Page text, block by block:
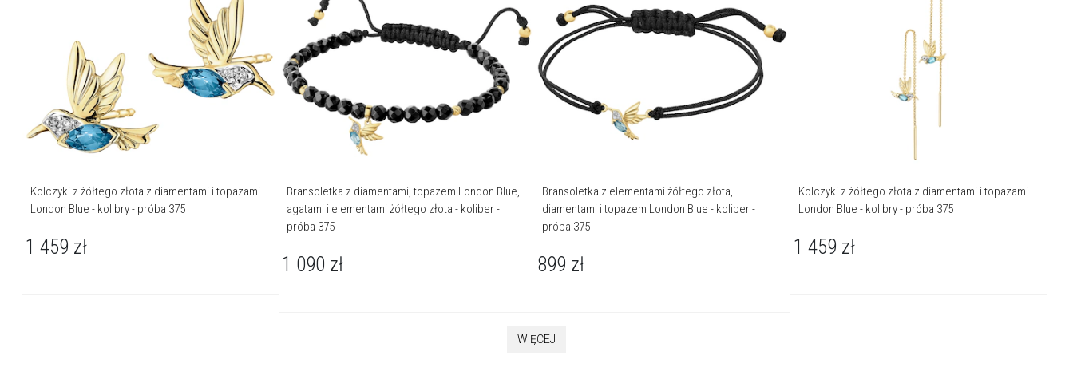
Kolczyki z żółtego złota z diamentami i topazami
London Blue - kolibry - próba 375
1 459 zł
Bransoletka z diamentami, topazem London Blue,
agatami i elementami żółtego złota - koliber -
próba 375
1 090 zł
Bransoletka z elementami żółtego złota,
diamentami i topazem London Blue - koliber -
próba 375
899 zł
Kolczyki z żółtego złota z diamentami i topazami
London Blue - kolibry - próba 375
1 459 zł
WIĘCEJ